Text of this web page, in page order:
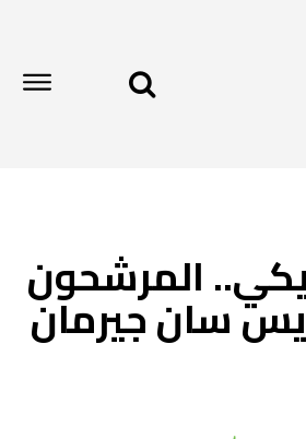
المرشحون
سان جيرمان